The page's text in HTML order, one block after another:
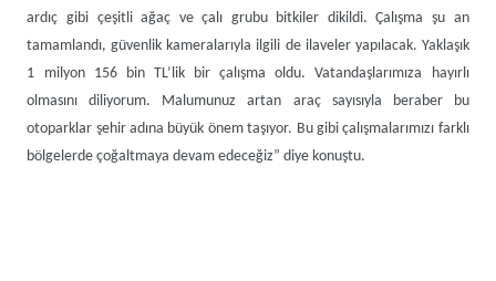
ardıç gibi çeşitli ağaç ve çalı grubu bitkiler dikildi. Çalışma şu an
tamamlandı, güvenlik kameralarıyla ilgili de ilaveler yapılacak. Yaklaşık
1 milyon 156 bin TL’lik bir çalışma oldu. Vatandaşlarımıza hayırlı
olmasını diliyorum. Malumunuz artan araç sayısıyla beraber bu
otoparklar şehir adına büyük önem taşıyor. Bu gibi çalışmalarımızı farklı
bölgelerde çoğaltmaya devam edeceğiz” diye konuştu.